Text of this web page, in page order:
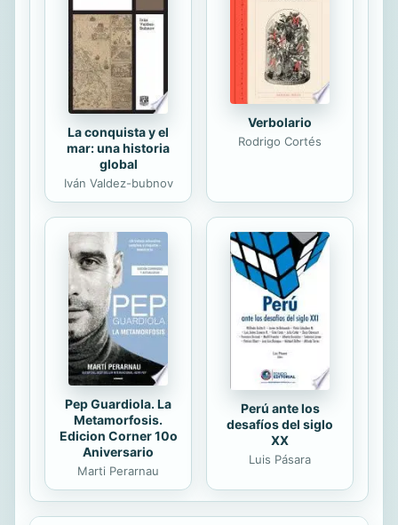
continuidad de su empresa.
La conquista y el
mar: una historia
global
Iván Valdez-bubnov
Verbolario
Rodrigo Cortés
Pep Guardiola. La
Metamorfosis.
Edicion Corner 10o
Aniversario
Marti Perarnau
Perú ante los
desafíos del siglo
XX
Luis Pásara